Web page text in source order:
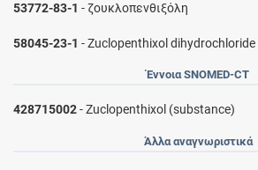
53772-83-1 - ζουκλοπενθιξόλη
58045-23-1 - Zuclopenthixol dihydrochloride
Έννοια SNOMED-CT
428715002- Zuclopenthixol (substance)
Άλλα αναγνωριστικά